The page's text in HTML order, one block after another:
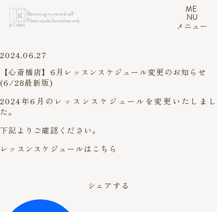
Becoming my neutral self.
Pilates studio for women only.
ME
NU
メニュー
2024.06.27
【心斎橋店】6月レッスンスケジュール変更のお知らせ
(6/28最新版)
2024年6月のレッスンスケジュールを変更いたしまし
た。
下記よりご確認ください。
レッスンスケジュールはこちら
シェアする